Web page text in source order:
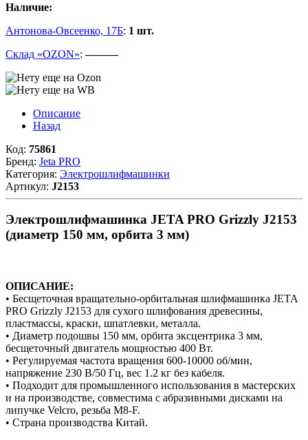
Наличие:
Антонова-Овсеенко, 17Б: 1 шт.
Склад «OZON»:———
Описание
Назад
Код: 75861
Бренд: Jeta PRO
Категория: Электрошлифмашинки
Артикул: J2153
Электрошлифмашинка JETA PRO Grizzly J2153
(диаметр 150 мм, орбита 3 мм)
ОПИСАНИЕ:
• Бесщеточная вращательно-орбитальная шлифмашинка JETA
PRO Grizzly J2153 для сухого шлифования древесины,
пластмассы, краски, шпатлевки, металла.
• Диаметр подошвы 150 мм, орбита эксцентрика 3 мм,
бесщеточный двигатель мощностью 400 Вт.
• Регулируемая частота вращения 600-10000 об/мин,
напряжение 230 В/50 Гц, вес 1.2 кг без кабеля.
• Подходит для промышленного использования в мастерских
и на производстве, совместима с абразивными дисками на
липучке Velcro, резьба М8-F.
• Страна производства Китай.